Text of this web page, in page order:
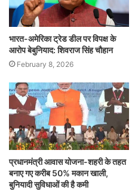
भारत-अमेरिका ट्रेड डील पर विपक्ष के
आरोप बेबुनियाद: शिवराज सिंह चौहान
February 8, 2026
प्रधानमंत्री आवास योजना-शहरी के तहत
बनाए गए करीब 50% मकान खाली,
बुनियादी सुविधाओं की है कमी